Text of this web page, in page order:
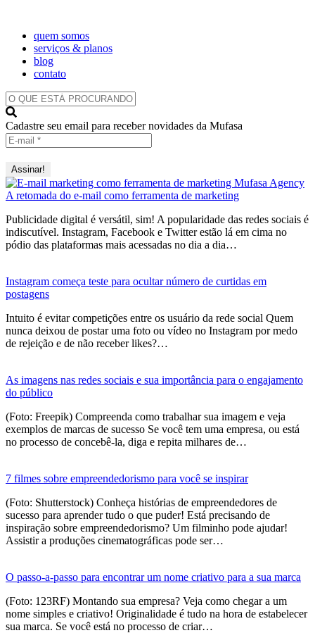
quem somos
serviços & planos
blog
contato
O
QUE
ESTÁ
PROCURANDO?
Cadastre seu email para receber novidades da Mufasa
A retomada do e-mail como ferramenta de marketing
Publicidade digital é versátil, sim! A popularidade das redes sociais é
indiscutível. Instagram, Facebook e Twitter estão lá em cima no
pódio das plataformas mais acessadas no dia a dia…
Instagram começa teste para ocultar número de curtidas em
postagens
Intuito é evitar competições entre os usuário da rede social Quem
nunca deixou de postar uma foto ou vídeo no Instagram por medo
de rejeição e de não receber likes?…
As imagens nas redes sociais e sua importância para o engajamento
do público
(Foto: Freepik) Compreenda como trabalhar sua imagem e veja
exemplos de marcas de sucesso Se você tem uma empresa, ou está
no processo de concebê-la, diga e repita milhares de…
7 filmes sobre empreendedorismo para você se inspirar
(Foto: Shutterstock) Conheça histórias de empreendedores de
sucesso para aprender tudo o que puder! Está precisando de
inspiração sobre empreendedorismo? Um filminho pode ajudar!
Assistir a produções cinematográficas pode ser…
O passo-a-passo para encontrar um nome criativo para a sua marca
(Foto: 123RF) Montando sua empresa? Veja como chegar a um
nome simples e criativo! Originalidade é tudo na hora de estabelecer
sua marca. Se você está no processo de criar…